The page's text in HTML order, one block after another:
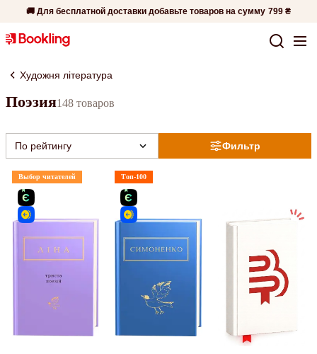
🚚 Для бесплатной доставки добавьте товаров на сумму 799 ₴
Художня література
Поэзия148 товаров
Фильтр
По рейтингу
Выбор читателей Топ-100